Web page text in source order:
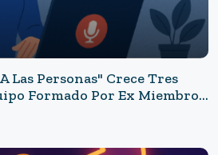
Las Personas" Crece Tres
Formado Por Ex Miembros
Valoración De 300 Millones
No Reemplaza" Transforma